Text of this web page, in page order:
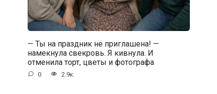
— Ты на праздник не приглашена! —
намекнула свекровь. Я кивнула. И
отменила торт, цветы и фотографа
0 2.9к.